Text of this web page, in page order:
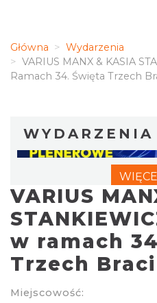
Główna
Wydarzenia
VARIUS MANX & KASIA
Ramach 34. Święta Trzech
Cieszyn
0.00 km
VARIUS
w ramach
Trzech Braci
Miejscowość: